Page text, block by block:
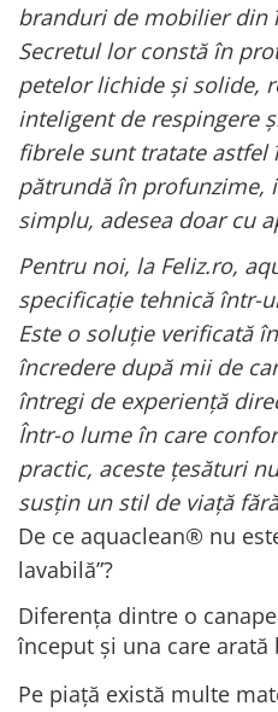
branduri de mobilier din
Secretul lor constă în
petelor lichide și solide,
inteligent de respingere
fibrele sunt tratate astfel
pătrundă în profunzime,
simplu, adesea doar cu
Pentru noi, la Feliz.ro,
specificație tehnică într-
Este o soluție verificată
încredere după mii de
întregi de experiență
Într-o lume în care
practic, aceste țesături
susțin un stil de viață
De ce aquaclean® nu
lavabilă”?
Diferența dintre o
început și una care arată
Pe piață există multe